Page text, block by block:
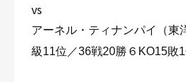
vs
アーネル・ティナンパイ（東
級11位／36戦20勝６KO15敗1